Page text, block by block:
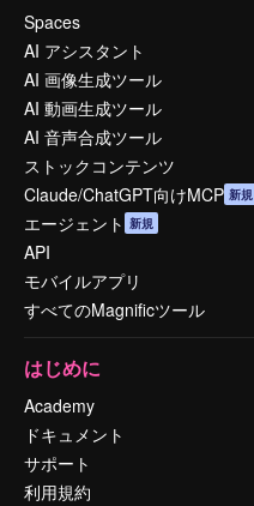
Spaces
AI アシスタント
AI 画像生成ツール
AI 動画生成ツール
AI 音声合成ツール
ストックコンテンツ
Claude/ChatGPT向けMCP 新規
エージェント 新規
API
モバイルアプリ
すべてのMagnificツール
はじめに
Academy
ドキュメント
サポート
利用規約